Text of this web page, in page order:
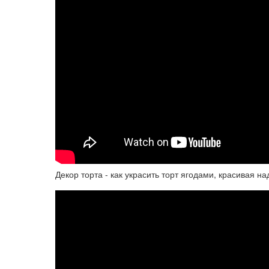
Декор торта - как украсить торт ягодами, красивая